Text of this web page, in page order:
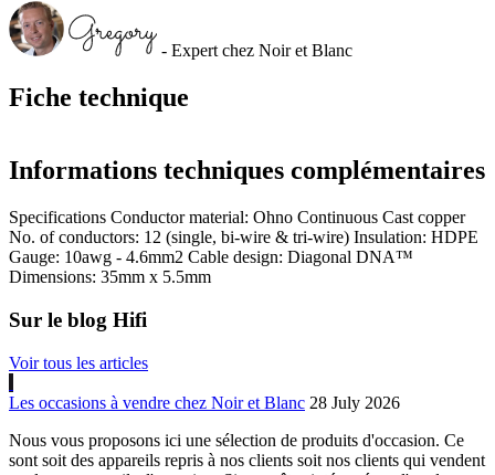
Fiche technique
Informations techniques complémentaires
Specifications Conductor material: Ohno Continuous Cast copper
No. of conductors: 12 (single, bi-wire & tri-wire) Insulation: HDPE
Gauge: 10awg - 4.6mm2 Cable design: Diagonal DNA™
Dimensions: 35mm x 5.5mm
- Expert chez Noir et Blanc
Sur le blog Hifi
Voir tous les articles
Les occasions à vendre chez Noir et Blanc 28 July 2026
Nous vous proposons ici une sélection de produits d'occasion. Ce
sont soit des appareils repris à nos clients soit nos clients qui vendent